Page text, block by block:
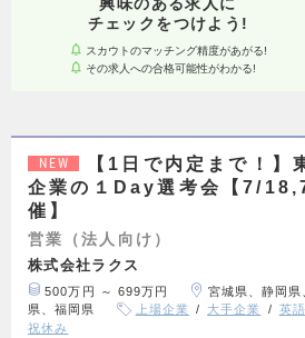
チェックをつけよう!
スカウトのマッチング精度があがる!
その求人への合格可能性がわかる!
NEW
【1日で内定まで！】
企業の１Day選考会【7/
催】
営業（法人向け）
株式会社ラクス
500万円 ～ 699万円
宮城県、静岡
県、福岡県
上場企業 大手企業 英
祝休み